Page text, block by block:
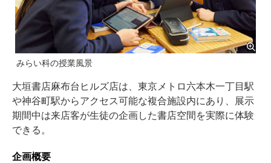
みらい科の授業風景
大垣書店麻布台ヒルズ店は、東京メトロ六本木一丁目駅
や神谷町駅からアクセス可能な複合施設内にあり、展示
期間中は来店客が生徒の企画した書店空間を実際に体験
できる。
企画概要